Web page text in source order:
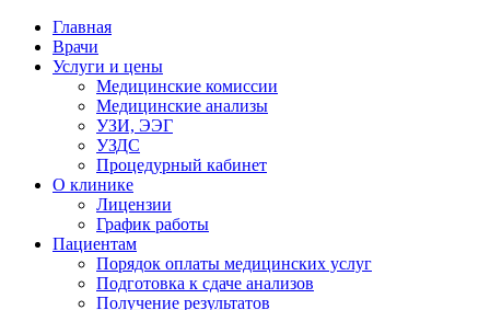
Главная
Врачи
Услуги и цены
Медицинские комиссии
Медицинские анализы
УЗИ, ЭЭГ
УЗДС
Процедурный кабинет
О клинике
Лицензии
График работы
Пациентам
Порядок оплаты медицинских услуг
Подготовка к сдаче анализов
Получение результатов